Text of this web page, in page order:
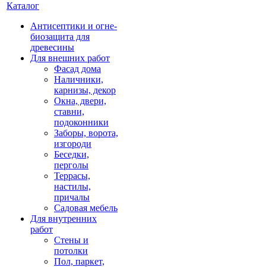
Каталог
Антисептики и огне-
биозащита для
древесины
Для внешних работ
Фасад дома
Наличники,
карнизы, декор
Окна, двери,
ставни,
подоконники
Заборы, ворота,
изгороди
Беседки,
перголы
Террасы,
настилы,
причалы
Садовая мебель
Для внутренних
работ
Стены и
потолки
Пол, паркет,